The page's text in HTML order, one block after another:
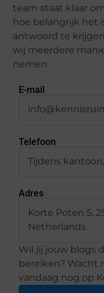
team staat klaar
hoe belangrijk het
antwoord te
wij meerdere
nemen.
E-mail
Telefoon
Tijdens
Adres
Korte Poten 5,
Netherlands
Wil jij jouw blogs
bereiken? Wacht
vandaag nog op